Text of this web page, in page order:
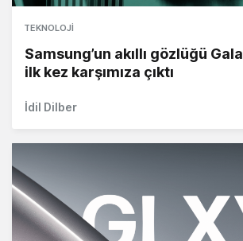
TEKNOLOJI
Samsung’un akıllı gözlüğü
ilk kez karşımıza çıktı
İdil Dilber